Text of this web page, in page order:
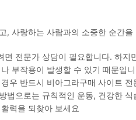
, 사랑하는 사람과의 소중한 순간
면 전문가 상담이 필요합니다. 하지
부작용이 발생할 수 있기 때문입
우 반드시 비아그라구매 사이트
법으로는 규칙적인 운동, 건강한
력을 되찾아 보세요